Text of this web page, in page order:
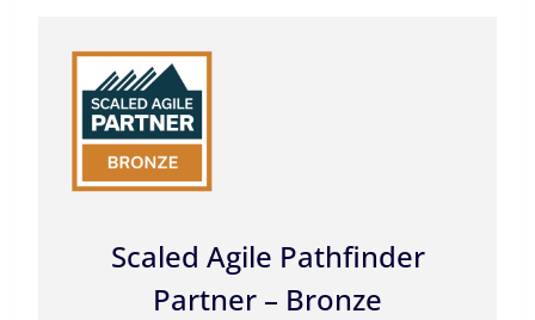
Scaled Agile Pathfinder
Partner – Bronze